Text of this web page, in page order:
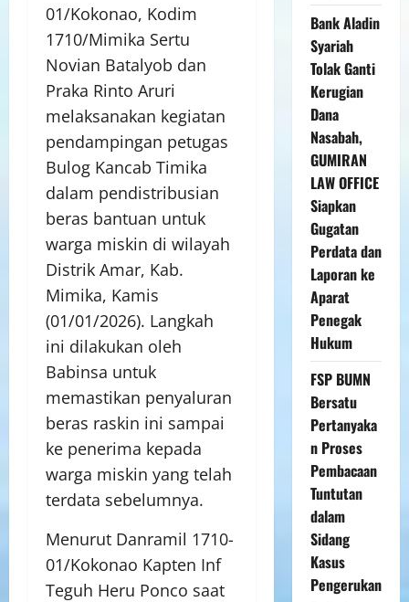
01/Kokonao, Kodim
1710/Mimika Sertu
Novian Batalyob dan
Praka Rinto Aruri
melaksanakan kegiatan
pendampingan petugas
Bulog Kancab Timika
dalam pendistribusian
beras bantuan untuk
warga miskin di wilayah
Distrik Amar, Kab.
Mimika, Kamis
(01/01/2026). Langkah
ini dilakukan oleh
Babinsa untuk
memastikan penyaluran
beras raskin ini sampai
ke penerima kepada
warga miskin yang telah
terdata sebelumnya.
Menurut Danramil 1710-
01/Kokonao Kapten Inf
Teguh Heru Ponco saat
Bank Aladin
Syariah
Tolak Ganti
Kerugian
Dana
Nasabah,
GUMIRAN
LAW OFFICE
Siapkan
Gugatan
Perdata dan
Laporan ke
Aparat
Penegak
Hukum
FSP BUMN
Bersatu
Pertanyaka
n Proses
Pembacaan
Tuntutan
dalam
Sidang
Kasus
Pengerukan